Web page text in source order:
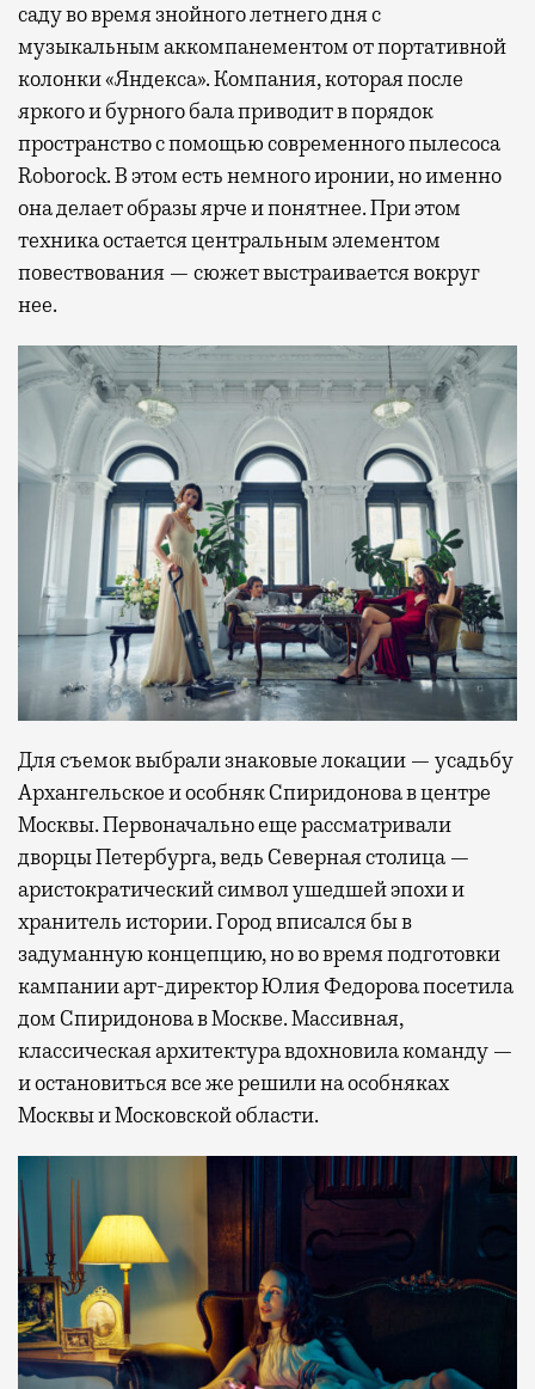
саду во время знойного летнего дня с
музыкальным аккомпанементом от портативной
колонки «Яндекса». Компания, которая после
яркого и бурного бала приводит в порядок
пространство с помощью современного пылесоса
Roborock. В этом есть немного иронии, но именно
она делает образы ярче и понятнее. При этом
техника остается центральным элементом
повествования — сюжет выстраивается вокруг
нее.
Для съемок выбрали знаковые локации — усадьбу
Архангельское и особняк Спиридонова в центре
Москвы. Первоначально еще рассматривали
дворцы Петербурга, ведь Северная столица —
аристократический символ ушедшей эпохи и
хранитель истории. Город вписался бы в
задуманную концепцию, но во время подготовки
кампании арт-директор Юлия Федорова посетила
дом Спиридонова в Москве. Массивная,
классическая архитектура вдохновила команду —
и остановиться все же решили на особняках
Москвы и Московской области.